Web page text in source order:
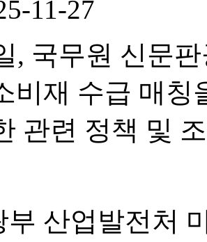
11-27
, 국무원 신문
비재 수급 매칭
관련 정책 및
부 산업발전처